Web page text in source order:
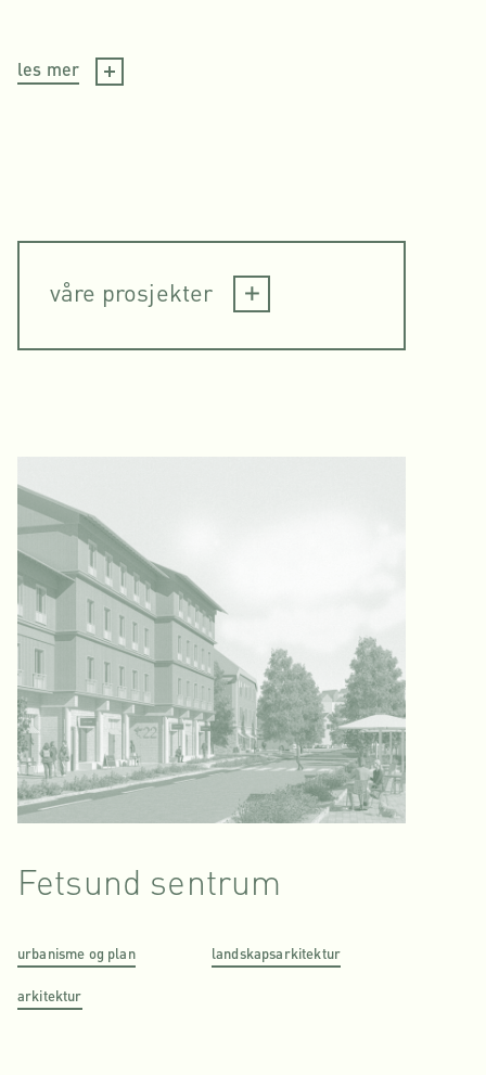
les mer
våre prosjekter
Fetsund sentrum
urbanisme og plan landskapsarkitektur
arkitektur